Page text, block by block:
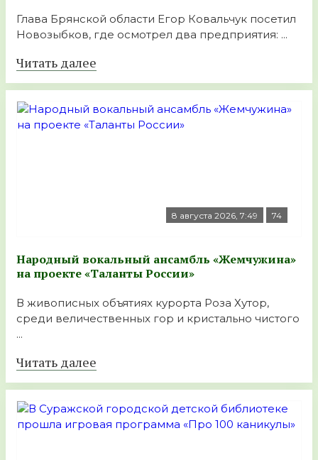
Глава Брянской области Егор Ковальчук посетил
Новозыбков, где осмотрел два предприятия: ...
Читать далее
8 августа 2026, 7:49 74
Народный вокальный ансамбль «Жемчужина»
на проекте «Таланты России»
В живописных объятиях курорта Роза Хутор,
среди величественных гор и кристально чистого
...
Читать далее